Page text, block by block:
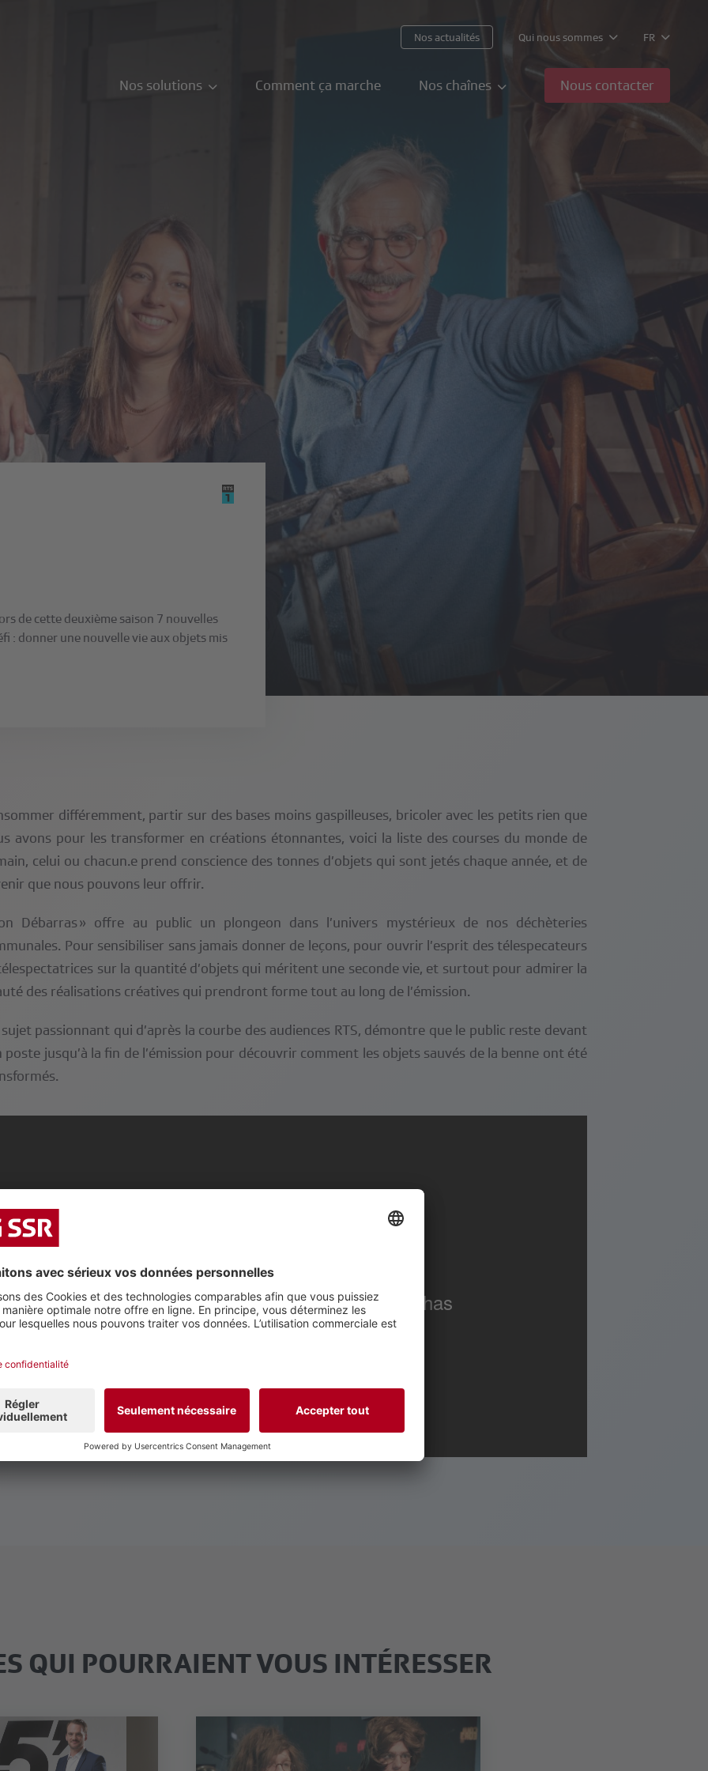
Nos actualités Qui nous sommes FR
Nos solutions Comment ça marche Nos chaînes Nous contacter
de cette deuxième saison 7 nouvelles
: donner une nouvelle vie aux objets mis
différemment, partir sur des bases moins gaspilleuses, bricoler avec les petits rien que
avons pour les transformer en créations étonnantes, voici la liste des courses du monde de
celui ou chacun.e prend conscience des tonnes d’objets qui sont jetés chaque année, et de
que nous pouvons leur offrir.
Débarras » offre au public un plongeon dans l’univers mystérieux de nos déchèteries
Pour sensibiliser sans jamais donner de leçons, pour ouvrir l’esprit des télespecateurs
sur la quantité d’objets qui méritent une seconde vie, et surtout pour admirer la
des réalisations créatives qui prendront forme tout au long de l’émission.
passionnant qui d’après la courbe des audiences RTS, démontre que le public reste devant
poste jusqu’à la fin de l’émission pour découvrir comment les objets sauvés de la benne ont été
QUI POURRAIENT VOUS INTÉRESSER